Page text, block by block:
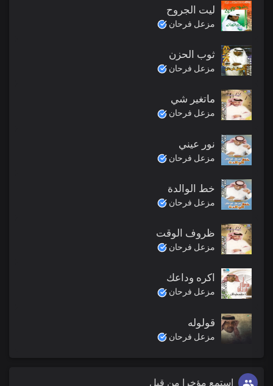
ليت الجروح
مزعل فرحان
ثوب الحزن
مزعل فرحان
ماتغير شي
مزعل فرحان
نور عيني
مزعل فرحان
خط الوالدة
مزعل فرحان
ظروف الوقت
مزعل فرحان
اكره وداعك
مزعل فرحان
قولوله
مزعل فرحان
استمع مؤخرا من قبل